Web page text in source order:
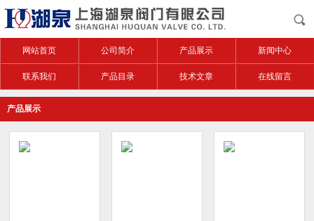
网站首页 公司简介 产品展示 新闻中心
联系我们 产品目录 技术文章 在线留言
产品展示